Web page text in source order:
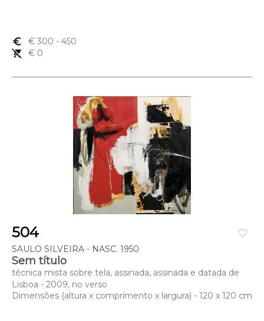
euro_symbol € 300 - 450
remove_shopping_cart
€ 0
favorite_border
504
SAULO SILVEIRA - NASC. 1950
Sem título
técnica mista sobre tela, assinada, assinada e datada de
Lisboa - 2009, no verso
Dimensões (altura x comprimento x largura) - 120 x 120 cm